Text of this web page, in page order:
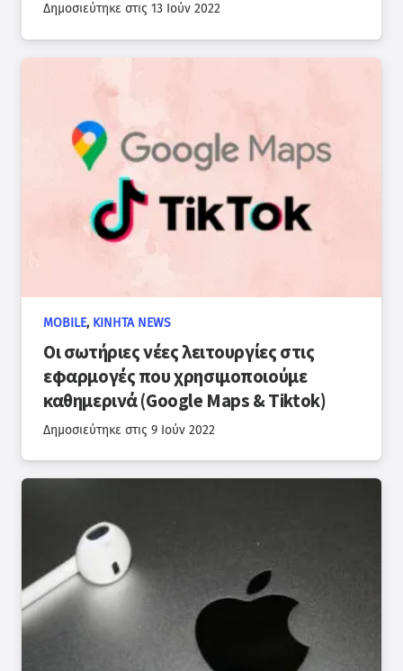
Δημοσιεύτηκε στις 13 Ιούν 2022
MOBILE, ΚΙΝΗΤΆ NEWS
Οι σωτήριες νέες λειτουργίες στις
εφαρμογές που χρησιμοποιούμε
καθημερινά (Google Maps & Tiktok)
Δημοσιεύτηκε στις 9 Ιούν 2022